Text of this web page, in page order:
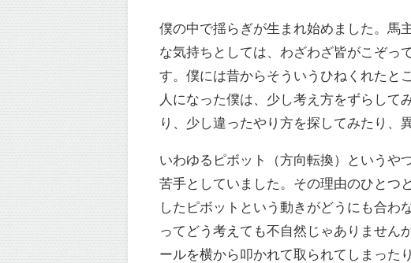
僕の中で揺らぎが生まれ始めました。馬
な気持ちとしては、わざわざ皆がこぞっ
す。僕には昔からそういうひねくれたと
人になった僕は、少し考え方をずらして
り、少し違ったやり方を探してみたり、
いわゆるピボット（方向転換）というや
苦手としていました。その理由のひとつ
したピボットという動きがどうにも合わ
ってどう考えても不自然じゃありません
ールを横から叩かれて取られてしまった